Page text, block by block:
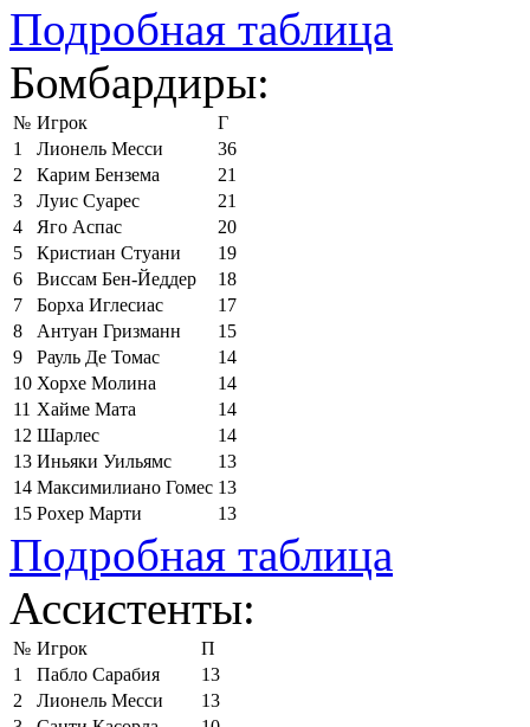
Подробная таблица
Бомбардиры:
№ Игрок
Г
1
Лионель Месси
36
2
Карим Бензема
21
3
Луис Суарес
21
4
Яго Аспас
20
5
Кристиан Стуани
19
6
Виссам Бен-Йеддер
18
7
Борха Иглесиас
17
8
Антуан Гризманн
15
9
Рауль Де Томас
14
10 Хорхе Молина
14
11 Хайме Мата
14
12 Шарлес
14
13 Иньяки Уильямс
13
14 Максимилиано Гомес 13
15 Рохер Марти 13
Подробная таблица
Ассистенты:
№ Игрок
П
1
Пабло Сарабия
13
2
Лионель Месси
13